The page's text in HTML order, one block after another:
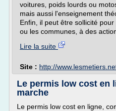
voitures, poids lourds ou
mais aussi l'enseignement
Enfin, il peut être sollicité
ou les communes, à des
Lire la suite
Site : http://
Le permis low cost en
marche
Le permis low cost en ligne,